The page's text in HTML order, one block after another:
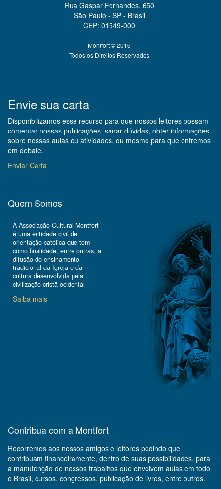
Rua Gaspar Fernandes, 650
São Paulo - SP - Brasil
CEP: 01549-000
Montfort © 2016
Todos os Direitos Reservados
Envie sua carta
Disponibilizamos esse recurso para que nossos leitores possam
comentar nossas publicações, sanar dúvidas, obter informações
sobre nossas aulas ou atividades, ou mesmo para que entremos
em debate.
Enviar Carta
Quem Somos
A Associação Cultural Montfort
é uma entidade civil de
orientação católica que tem
como finalidade, entre outras, a
difusão do ensinamento
tradicional da Igreja e da
cultura desenvolvida pela
civilização cristã ocidental
Saiba mais
Contribua com a Montfort
Recorremos aos nossos amigos e leitores pedindo que
contribuam financeiramente, dentro de suas possibilidades, para
a manutenção de nossos trabalhos que envolvem aulas em todo
o Brasil, cursos, congressos, publicação de livros, entre outros.